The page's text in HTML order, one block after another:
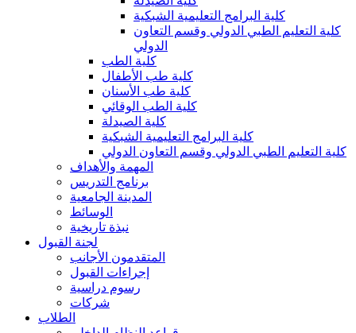
كلية البرامج التعليمية الشبكية
كلية التعليم الطبي الدولي وقسم التعاون
الدولي
كلية الطب
كلية طب الأطفال
كلية طب الأسنان
كلية الطب الوقائي
كلية الصيدلة
كلية البرامج التعليمية الشبكية
كلية التعليم الطبي الدولي وقسم التعاون الدولي
المهمة والأهداف
برنامج التدريس
المدينة الجامعية
الوسائط
نبذة تاريخية
لجنة القبول
المتقدمون الأجانب
إجراءات القبول
رسوم دراسية
شركات
الطلاب